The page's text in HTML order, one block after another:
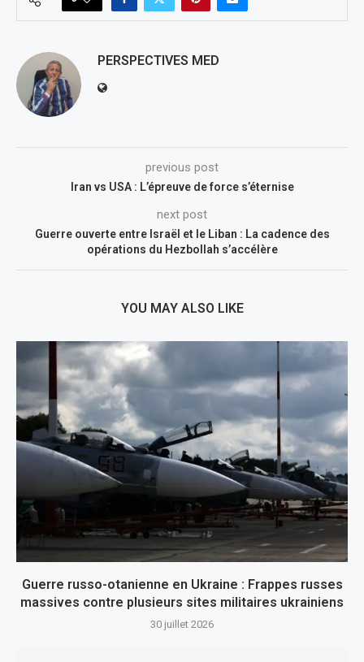
PERSPECTIVES MED
previous post
Iran vs USA : L’épreuve de force s’éternise
next post
Guerre ouverte entre Israël et le Liban : La cadence des
opérations du Hezbollah s’accélère
YOU MAY ALSO LIKE
Guerre russo-otanienne en Ukraine : Frappes russes
massives contre plusieurs sites militaires ukrainiens
30 juillet 2026